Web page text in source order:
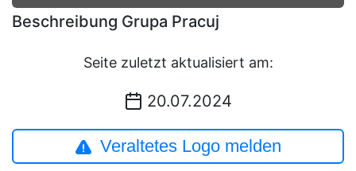
Beschreibung Grupa Pracuj
Seite zuletzt aktualisiert am:
20.07.2024
Veraltetes Logo melden